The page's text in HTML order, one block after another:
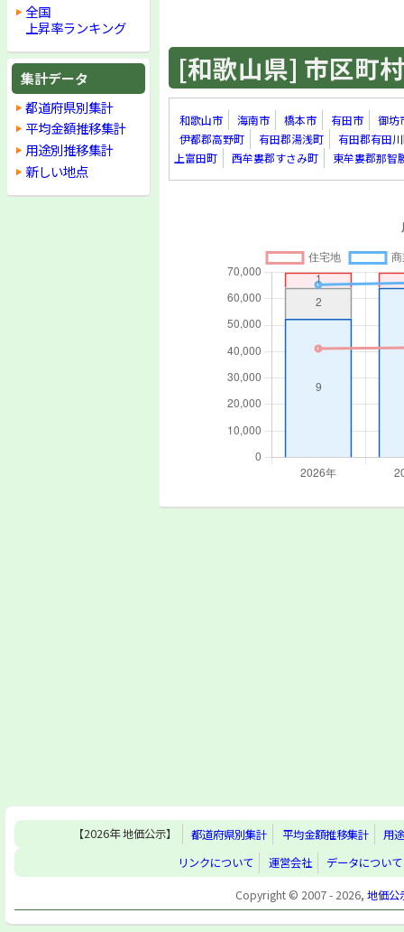
全国
上昇率ランキング
集計データ
都道府県別集計
平均金額推移集計
用途別推移集計
新しい地点
[和歌山県] 市区町
和歌山市 海南市 橋本市 有田市
御坊
伊都郡高野町
有田郡湯浅町
有田郡有田
上富田町
西牟婁郡すさみ町 東牟婁郡那智
【2026年 地価公示】 都道府県別集計 平均金額推移集計
用
リンクについて
運営会社
データについて
Copyright © 2007 - 2026, 地価公